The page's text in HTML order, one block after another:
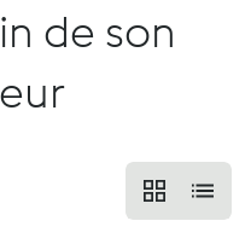
de son